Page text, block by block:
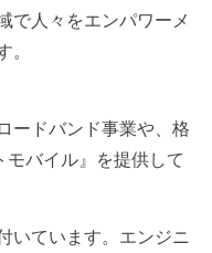
で人々をエンパワーメ
ードバンド事業や、格
バイル』を提供して
いています。エンジニ